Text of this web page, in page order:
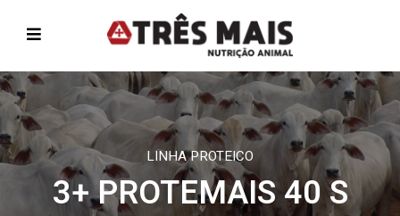
LINHA PROTEICO
3+ PROTEMAIS 40 S